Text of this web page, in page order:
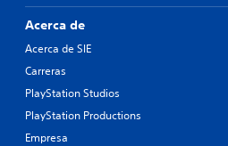
Acerca de
Acerca de SIE
Carreras
PlayStation Studios
PlayStation Productions
Empresa